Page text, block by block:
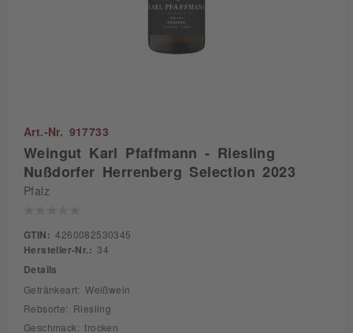
Art.-Nr. 917733
Weingut Karl Pfaffmann - Riesling
Nußdorfer Herrenberg Selection 2023
Pfalz
GTIN: 4260082530345
Hersteller-Nr.: 34
Details
Getränkeart: Weißwein
Rebsorte: Riesling
Geschmack: trocken